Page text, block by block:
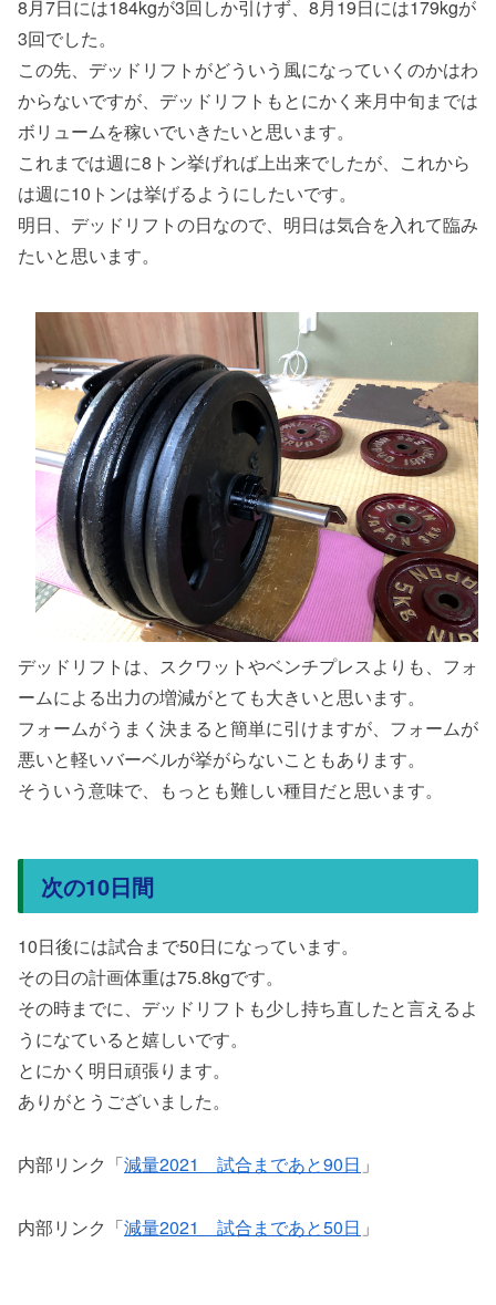
8月7日には184kgが3回しか引けず、8月19日には179kgが
3回でした。
この先、デッドリフトがどういう風になっていくのかはわ
からないですが、デッドリフトもとにかく来月中旬までは
ボリュームを稼いでいきたいと思います。
これまでは週に8トン挙げれば上出来でしたが、これから
は週に10トンは挙げるようにしたいです。
明日、デッドリフトの日なので、明日は気合を入れて臨み
たいと思います。
デッドリフトは、スクワットやベンチプレスよりも、フォ
ームによる出力の増減がとても大きいと思います。
フォームがうまく決まると簡単に引けますが、フォームが
悪いと軽いバーベルが挙がらないこともあります。
そういう意味で、もっとも難しい種目だと思います。
次の10日間
10日後には試合まで50日になっています。
その日の計画体重は75.8kgです。
その時までに、デッドリフトも少し持ち直したと言えるよ
うになていると嬉しいです。
とにかく明日頑張ります。
ありがとうございました。
内部リンク「減量2021 試合まであと90日 」
内部リンク「減量2021 試合まであと50日 」